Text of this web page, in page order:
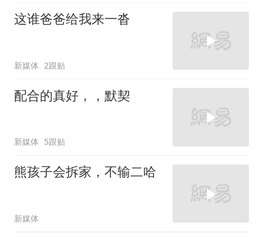
这谁爸爸给我来一沓
新媒体 2跟贴
配合的真好，，默契
新媒体 5跟贴
熊孩子会拆家，不输二哈
新媒体